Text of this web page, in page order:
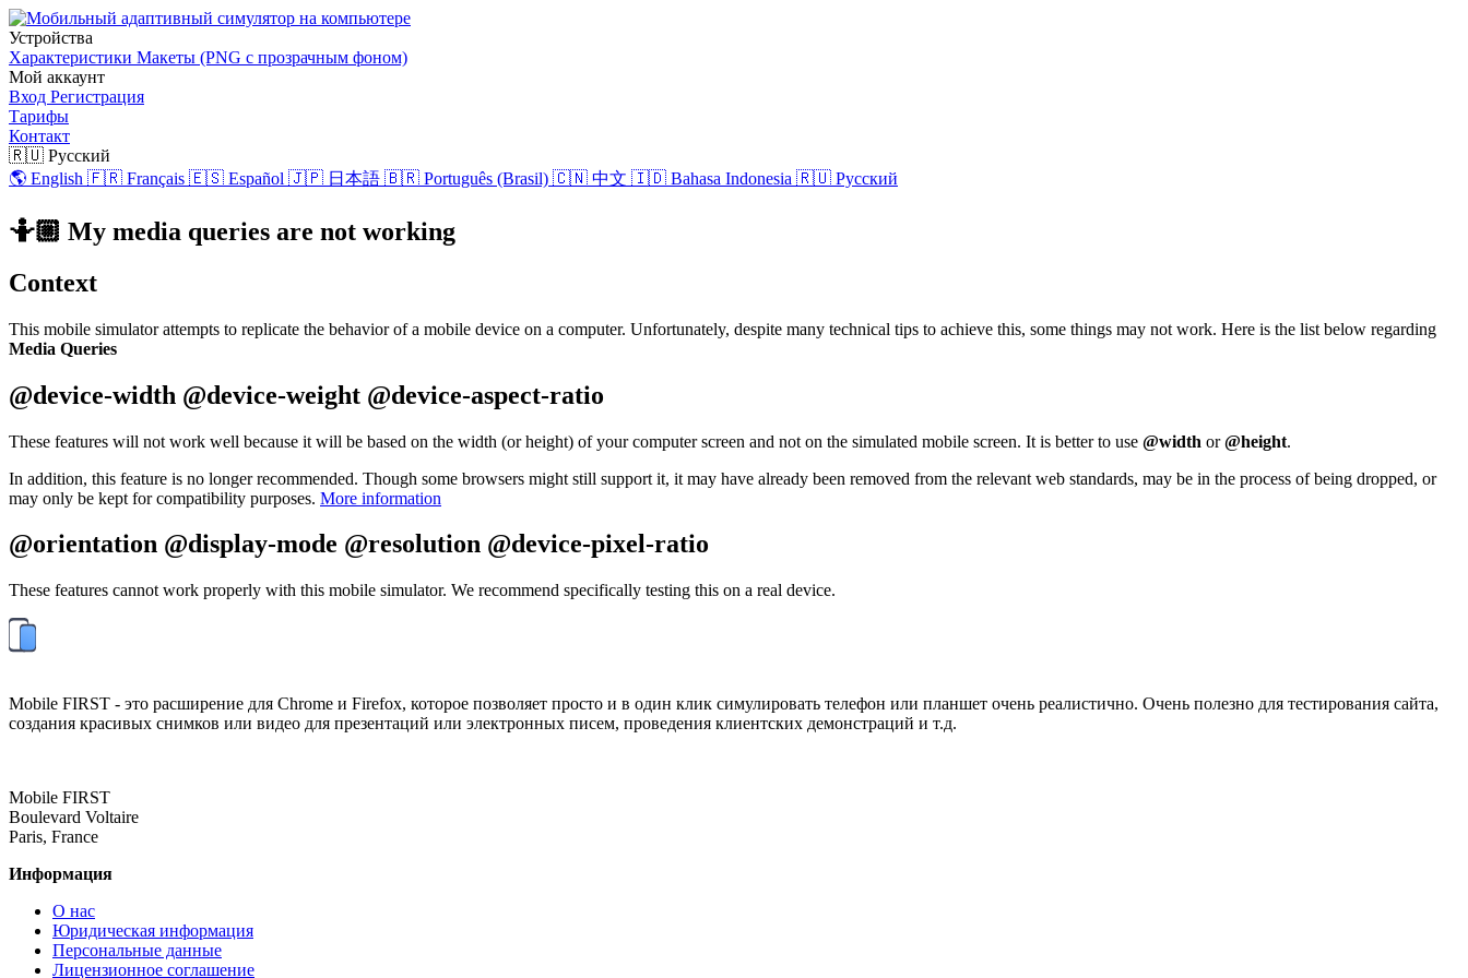
Устройства
Характеристики Макеты (PNG с прозрачным фоном)
Мой аккаунт
Вход Регистрация
Тарифы
Контакт
🇷🇺 Русский
🌎 English 🇫🇷 Français 🇪🇸 Español 🇯🇵 日本語 🇧🇷 Português (Brasil) 🇨🇳 中文 🇮🇩 Bahasa Indonesia 🇷🇺 Русский
🤷🏼 My media queries are not working
Context
This mobile simulator attempts to replicate the behavior of a mobile device on a computer. Unfortunately, despite many technical tips to achieve this, some things may not work. Here is the list below regarding
Media Queries
@device-width @device-weight @device-aspect-ratio
These features will not work well because it will be based on the width (or height) of your computer screen and not on the simulated mobile screen. It is better to use @width or@height.
In addition, this feature is no longer recommended. Though some browsers might still support it, it may have already been removed from the relevant web standards, may be in the process of being dropped, or
may only be kept for compatibility purposes. More information
@orientation @display-mode @resolution @device-pixel-ratio
These features cannot work properly with this mobile simulator. We recommend specifically testing this on a real device.
Mobile FIRST - это расширение для Chrome и Firefox, которое позволяет просто и в один клик симулировать телефон или планшет очень реалистично. Очень полезно для тестирования сайта,
создания красивых снимков или видео для презентаций или электронных писем, проведения клиентских демонстраций и т.д.
Mobile FIRST
Boulevard Voltaire
Paris, France
Информация
О нас
Юридическая информация
Персональные данные
Лицензионное соглашение